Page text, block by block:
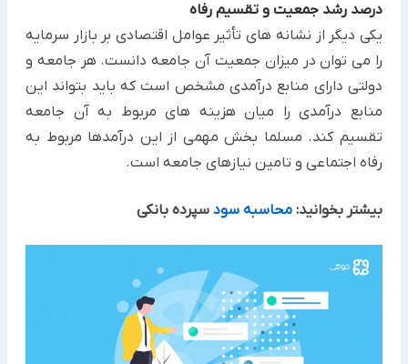
درصد رشد جمعیت و تقسیم رفاه
یکی دیگر از نشانه های تأثیر عوامل اقتصادی بر بازار سرمایه
را می توان در میزان جمعیت آن جامعه دانست. هر جامعه و
دولتی دارای منابع درآمدی مشخص است که باید بتواند این
منابع درآمدی را میان هزینه های مربوط به آن جامعه
تقسیم کند. مسلما بخش مهمی از این درآمدها مربوط به
رفاه اجتماعی و تامین نیازهای جامعه است.
بیشتر بخوانید: محاسبه سود سپرده بانکی